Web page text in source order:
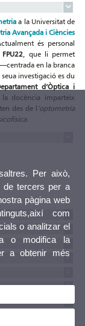
a la Universitat de
Avançada i Ciències
és personal
FPU22 , que li permet
en la branca
investigació es du
d’Òptica i
docència imparteix
des de l ’optometria
Per això,
de tercers per a
pàgina web
com
o analitzar el
o modifica la
a obtenir més